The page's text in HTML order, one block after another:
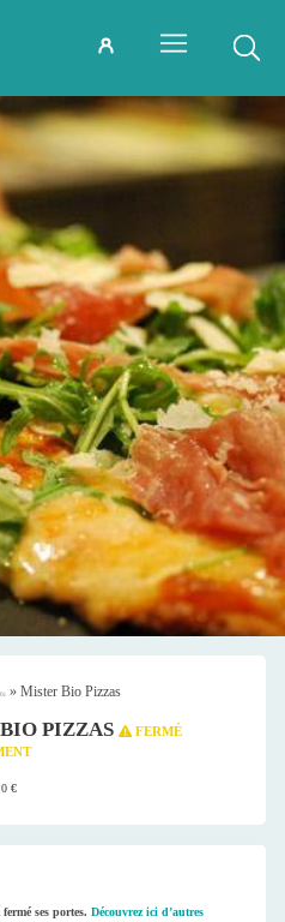
» Mister Bio Pizzas
PIZZAS
FERMÉ
€
ses portes. Découvrez ici d’autres